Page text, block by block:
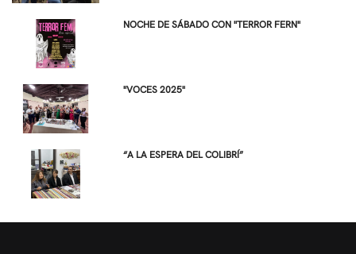
NOCHE DE SÁBADO CON "TERROR FERN"
"VOCES 2025"
“A LA ESPERA DEL COLIBRÍ”